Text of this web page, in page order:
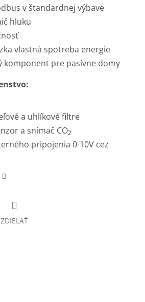
v štandardnej výbave
hluku
vlastná spotreba energie
komponent pre pasívne domy
a uhlíkové filtre
a snímač CO2
pripojenia 0-10V cez
ZDIEĽAŤ